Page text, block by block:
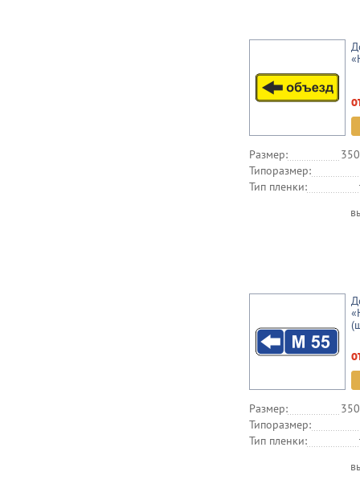
Размер:
Типоразмер:
Тип пленки:
Размер:
Типоразмер:
Тип пленки: